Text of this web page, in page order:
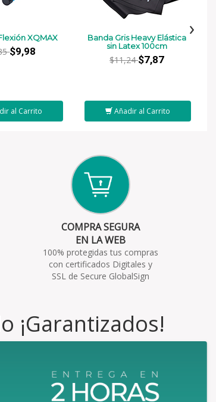
XQMAX
$9,98
al Carrito
Banda Gris Heavy Elástica
sin Latex 100cm
$11,24$7,87
Añadir al Carrito
›
COMPRA SEGURA
EN LA WEB
100% protegidas tus compras
con certificados Digitales y
SSL de Secure GlobalSign
¡Garantizados!